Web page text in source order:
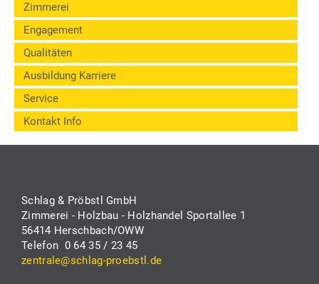
Zimmerei
Engagement
Qualitäten
Ausbildung Karriere
Service
Kontakt Info
Schlag & Pröbstl GmbH
Zimmerei - Holzbau - Holzhandel Sportallee 1
56414 Herschbach/OWW
Telefon 0 64 35 / 23 45
zentrale@schlag-proebstl.de